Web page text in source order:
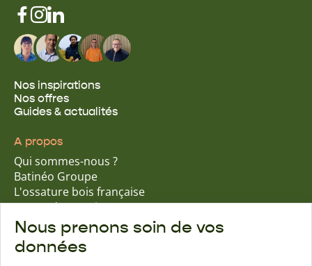
Nos inspirations
Nos offres
Guides & actualités
A propos
Qui sommes-nous ?
Batinéo Groupe
L'ossature bois française
15 ans d'expertise
Nos engagements écologiques
Nos garanties assurantielles
Nous prenons soin de vos
données